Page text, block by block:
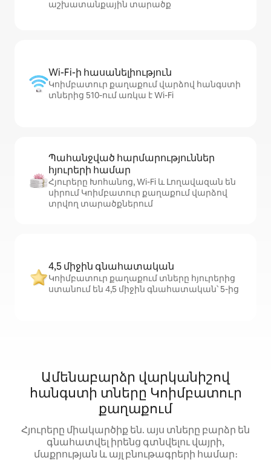
աշխատանքային տարածք
Wi-Fi-ի հասանելիություն
Կոիմբատուր քաղաքում վարձով հանգստի
տներից 510-ում առկա է Wi-Fi
Պահանջված հարմարություններ
հյուրերի համար
Հյուրերը Խոհանոց, Wi-Fi և Լողավազան են
սիրում Կոիմբատուր քաղաքում վարձով
տրվող տարածքներում
4,5 միջին գնահատական
Կոիմբատուր քաղաքում տները հյուրերից
ստանում են 4,5 միջին գնահատական՝ 5-ից
Ամենաբարձր վարկանիշով
հանգստի տները Կոիմբատուր
քաղաքում
Հյուրերը միակարծիք են. այս տները բարձր են
գնահատվել իրենց գտնվելու վայրի,
մաքրության և այլ բնութագրերի համար։